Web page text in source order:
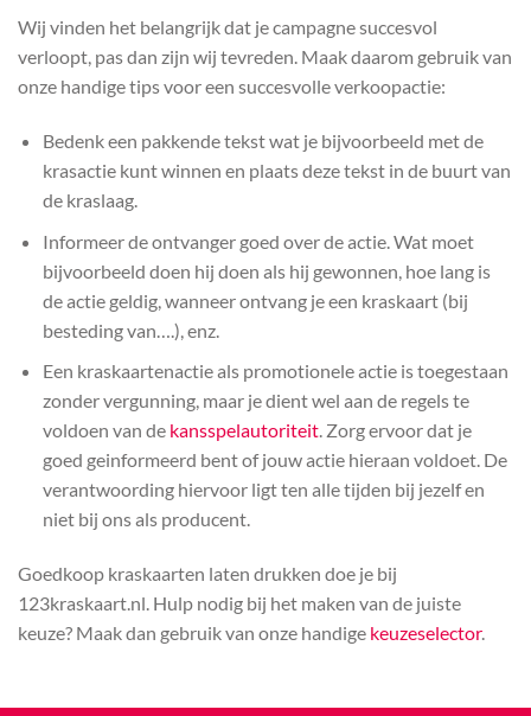
Wij vinden het belangrijk dat je campagne succesvol
verloopt, pas dan zijn wij tevreden. Maak daarom gebruik van
onze handige tips voor een succesvolle verkoopactie:
Bedenk een pakkende tekst wat je bijvoorbeeld met de
krasactie kunt winnen en plaats deze tekst in de buurt van
de kraslaag.
Informeer de ontvanger goed over de actie. Wat moet
bijvoorbeeld doen hij doen als hij gewonnen, hoe lang is
de actie geldig, wanneer ontvang je een kraskaart (bij
besteding van….), enz.
Een kraskaartenactie als promotionele actie is toegestaan
zonder vergunning, maar je dient wel aan de regels te
voldoen van de kansspelautoriteit. Zorg ervoor dat je
goed geinformeerd bent of jouw actie hieraan voldoet. De
verantwoording hiervoor ligt ten alle tijden bij jezelf en
niet bij ons als producent.
Goedkoop kraskaarten laten drukken doe je bij
123kraskaart.nl. Hulp nodig bij het maken van de juiste
keuze? Maak dan gebruik van onze handige keuzeselector.